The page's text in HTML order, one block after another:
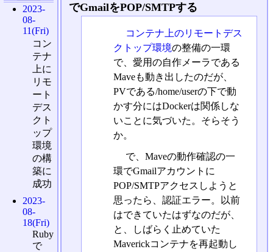
でGmailをPOP/SMTPする
コンテナ上のリモートデス
クトップ環境の整備の一環
で、愛用の自作メーラである
Maveも動き出したのだが、
PVである/home/userの下で動
かす分にはDockerは関係しな
いことに気づいた。そらそう
か。
で、Maveの動作確認の一
環でGmailアカウントに
POP/SMTPアクセスしようと
思ったら、認証エラー。以前
はできていたはずなのだが、
と、しばらく止めていた
Maverickコンテナを再起動し
2023-
08-
11(Fri)
コン
テナ
上に
リモ
ート
デス
クト
ップ
環境
の構
築に
成功
2023-
08-
18(Fri)
Ruby
で